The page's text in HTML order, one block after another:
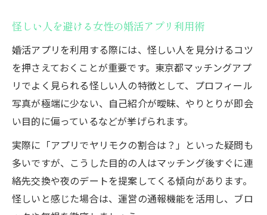
怪しい人を避ける女性の婚活アプリ利用術
婚活アプリを利用する際には、怪しい人を見分けるコツ
を押さえておくことが重要です。東京都マッチングアプ
リでよく見られる怪しい人の特徴として、プロフィール
写真が極端に少ない、自己紹介が曖昧、やりとりが即会
い目的に偏っているなどが挙げられます。
実際に「アプリでヤリモクの割合は？」といった疑問も
多いですが、こうした目的の人はマッチング後すぐに連
絡先交換や夜のデートを提案してくる傾向があります。
怪しいと感じた場合は、運営の通報機能を活用し、ブロ